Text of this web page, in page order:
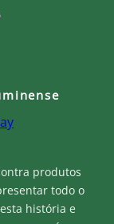
produtos
todo o
história e